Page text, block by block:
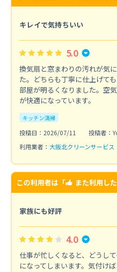
キレイで気持ちいい
5.0
換気扇と窓まわりの汚れが気
た。どちらも丁寧に仕上げて
部屋が明るくなりました。空
が快適になっています。
キッチン清掃
投稿日：2026/07/11
投稿者：
利用業者： 大阪北クリーンサービス
この利用者は「 また利用し
家族にも好評
4.0
仕事が忙しくなると、どうし
になってしまいます。気付け